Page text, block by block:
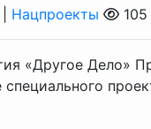
Нацпроекты 105
«Другое Дело»
специального